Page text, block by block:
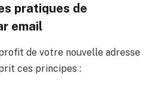
pratiques de
email
de votre nouvelle adresse
ces principes :